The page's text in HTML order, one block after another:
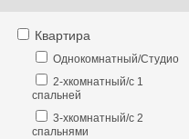
Квартира
Однокомнатный/Студио
2-хкомнатный/с 1
спальней
3-хкомнатный/с 2
спальнями